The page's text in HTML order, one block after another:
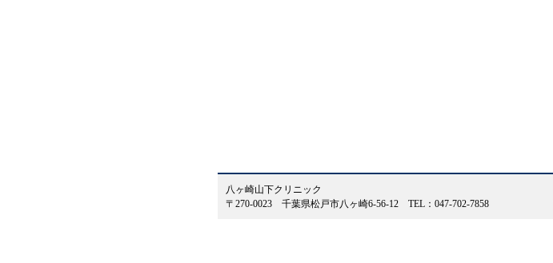
八ヶ崎山下クリニック
〒270-0023 千葉県松戸市八ヶ崎6-56-12 TEL：047-702-7858